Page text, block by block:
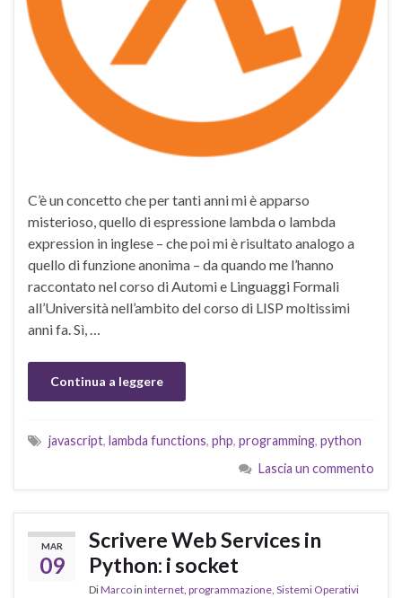
C’è un concetto che per tanti anni mi è apparso
misterioso, quello di espressione lambda o lambda
expression in inglese – che poi mi è risultato analogo a
quello di funzione anonima – da quando me l’hanno
raccontato nel corso di Automi e Linguaggi Formali
all’Università nell’ambito del corso di LISP moltissimi
anni fa. Sì, …
Continua a leggere
javascript, lambda functions, php, programming, python
Lascia un commento
MAR
09
Scrivere Web Services in
Python: i socket
DiMarcoin internet, programmazione, Sistemi Operativi